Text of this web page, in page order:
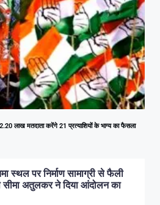
लाख मतदाता करेंगे 21 प्रत्याशियों के भाग्य का फैसला
स्थल पर निर्माण सामाग्री से फैली
सीमा अतुलकर ने दिया आंदोलन का